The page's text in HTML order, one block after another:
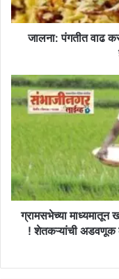
पडल्याने
चाकु
हल्ला,
!
जालना: पंगतीत वाढ
ग्रामसभेच्या
माध्यमातून
व
उपलब्धतेची
माहिती
देण्याचे
निर्देश
शेतकऱ्यांची
कृषी
ग्रामसभेच्या माध्यमातून
! शेतकऱ्यांची अडवणूक